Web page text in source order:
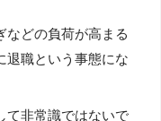
などの負荷が高まる
退職という事態にな
て非常識ではないで